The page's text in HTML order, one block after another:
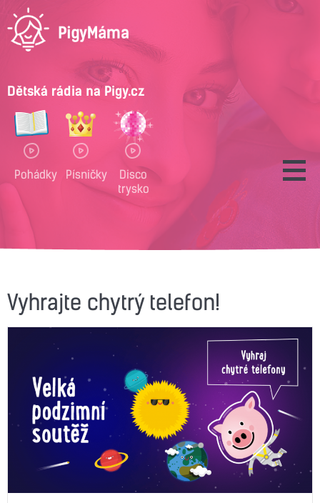
Dětská rádia na Pigy.cz
Pohádky Písničky
Disco
trysko
Vyhrajte chytrý telefon!